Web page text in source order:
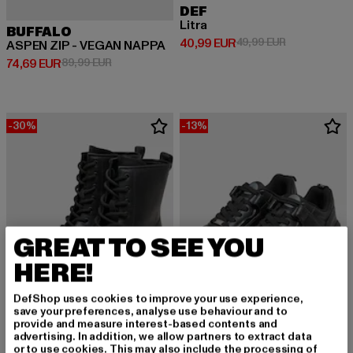
BUFFALO
ASPEN ZIP - VEGAN NAPPA
74,69 EUR
Derzeitiger Preis: 74,69 EUR
89,99 EURAktionspreis: 89,99 EUR
DEF
Litra
40,99 EUR
Derzeitiger Preis: 40,99 EUR
49,99 EURAktionspreis:
-30% -13%
GREAT TO SEE YOU
HERE!
DefShop uses cookies to improve your use experience,
save your preferences, analyse use behaviour and to
provide and measure interest-based contents and
advertising. In addition, we allow partners to extract data
or to use cookies. This may also include the processing of